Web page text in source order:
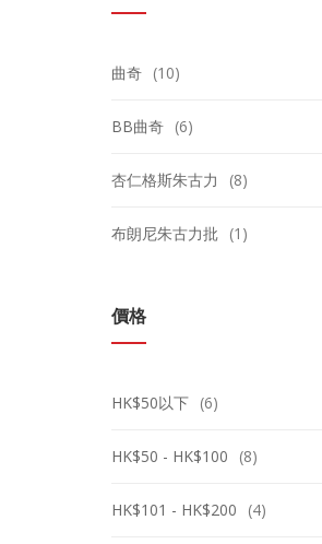
曲奇 (10)
BB曲奇 (6)
杏仁格斯朱古力 (8)
布朗尼朱古力批 (1)
價格
HK$50以下 (6)
HK$50 - HK$100 (8)
HK$101 - HK$200 (4)